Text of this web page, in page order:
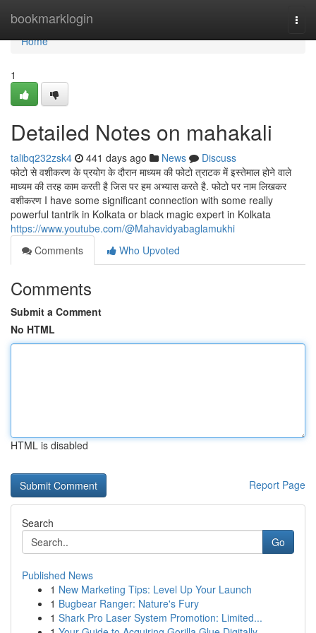
bookmarklogin
Home
Home
1
Detailed Notes on mahakali
talibq232zsk4 441 days ago News
Discuss
फोटो से वशीकरण के प्रयोग के दौरान माध्यम की फोटो त्राटक में इस्तेमाल होने वाले
माध्यम की तरह काम करती है जिस पर हम अभ्यास करते है. फोटो पर नाम लिखकर
वशीकरण I have some significant connection with some really
powerful tantrik in Kolkata or black magic expert in Kolkata
https://www.youtube.com/@Mahavidyabaglamukhi
Comments
Who Upvoted
Comments
Submit a Comment
No HTML
HTML is disabled
Report Page
Search
Go
Published News
1 New Marketing Tips: Level Up Your Launch
1 Bugbear Ranger: Nature's Fury
1 Shark Pro Laser System Promotion: Limited...